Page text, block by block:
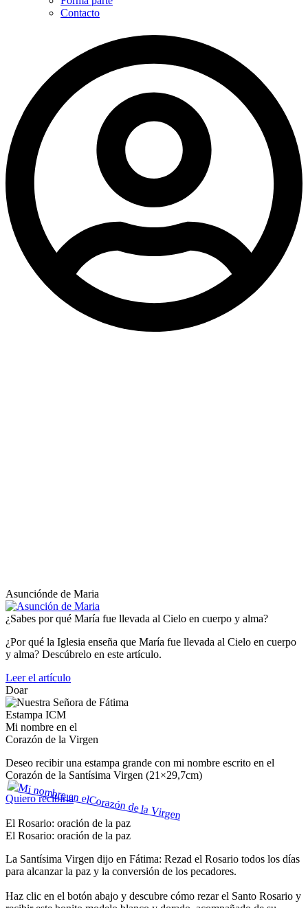
Contacto
Asunciónde de Maria
¿Sabes por qué María fue llevada al Cielo en cuerpo y alma?
¿Por qué la Iglesia enseña que María fue llevada al Cielo en cuerpo
y alma? Descúbrelo en este artículo.
Leer el artículo
Doar
Estampa ICM
Mi nombre en el
Corazón de la Virgen
Deseo recibir una estampa grande con mi nombre escrito en el
Corazón de la Santísima Virgen (21×29,7cm)
Quiero recibirla
El Rosario: oración de la paz
El Rosario: oración de la paz
La Santísima Virgen dijo en Fátima: Rezad el Rosario todos los días
para alcanzar la paz y la conversión de los pecadores.
Haz clic en el botón abajo y descubre cómo rezar el Santo Rosario y